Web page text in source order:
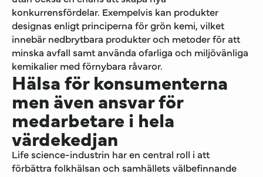
konkurrensfördelar. Exempelvis kan produkter
designas enligt principerna för grön kemi, vilket
innebär nedbrytbara produkter och metoder för att
minska avfall samt använda ofarliga och miljövänliga
kemikalier med förnybara råvaror.
Hälsa för konsumenterna
men även ansvar för
medarbetare i hela
värdekedjan
Life science-industrin har en central roll i att
förbättra folkhälsan och samhällets välbefinnande